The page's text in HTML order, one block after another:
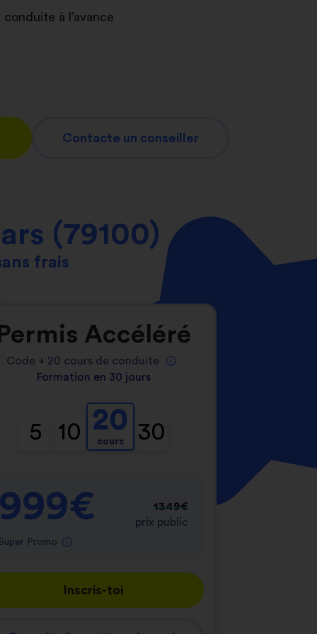
vos paramètres de confidentialité, en
à l’avance
Contacte un conseiller
(79100)
frais
Permis Accéléré
Code + 20 cours de conduite
Formation en 30 jours
5 10 20
cours 30
999€
Super Promo
1349€
prix public
Inscris-toi